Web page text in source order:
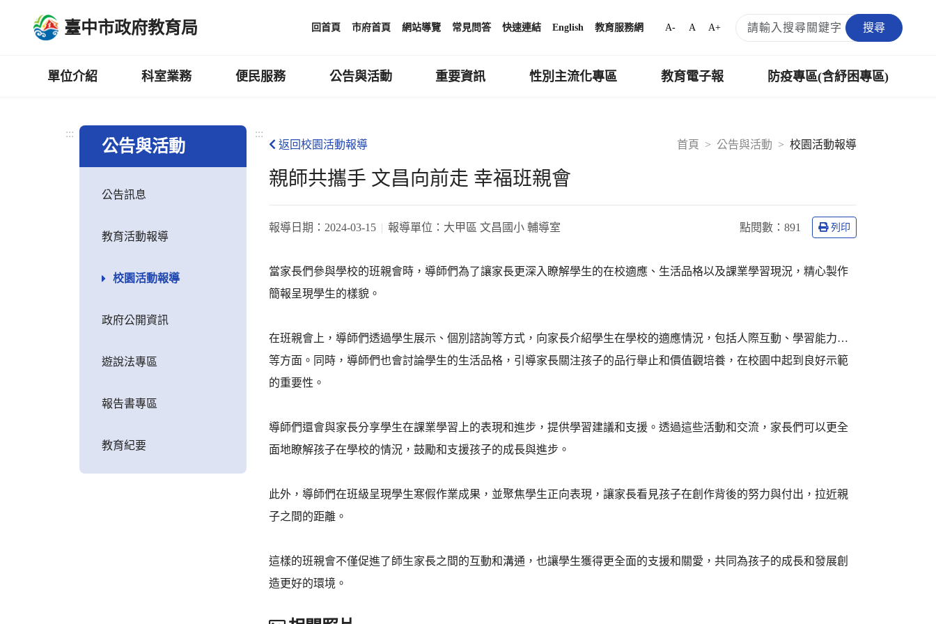
臺中市政府教育局 回首頁 市府首頁 網站導覽 常見問答 快速連結 English 教育服務網 A- A A+ 搜尋
單位介紹 科室業務 便民服務 公告與活動 重要資訊 性別主流化專區 教育電子報 防疫專區(含紓困專區)
:::
公告與活動
公告訊息
教育活動報導
校園活動報導
政府公開資訊
遊說法專區
報告書專區
教育紀要
:::
首頁
公告與活動 校園活動報導
返回校園活動報導
親師共攜手 文昌向前走 幸福班親會
報導日期： 2024-03-15 報導單位： 大甲區 文昌國小 輔導室 點閱數： 891 列印
當家長們參與學校的班親會時，導師們為了讓家長更深入瞭解學生的在校適應、生活品格以及課業學習現況，精心製作
簡報呈現學生的樣貌。
在班親會上，導師們透過學生展示、個別諮詢等方式，向家長介紹學生在學校的適應情況，包括人際互動、學習能力…
等方面。同時，導師們也會討論學生的生活品格，引導家長關注孩子的品行舉止和價值觀培養，在校園中起到良好示範
的重要性。
導師們還會與家長分享學生在課業學習上的表現和進步，提供學習建議和支援。透過這些活動和交流，家長們可以更全
面地瞭解孩子在學校的情況，鼓勵和支援孩子的成長與進步。
此外，導師們在班級呈現學生寒假作業成果，並聚焦學生正向表現，讓家長看見孩子在創作背後的努力與付出，拉近親
子之間的距離。
這樣的班親會不僅促進了師生家長之間的互動和溝通，也讓學生獲得更全面的支援和關愛，共同為孩子的成長和發展創
造更好的環境。